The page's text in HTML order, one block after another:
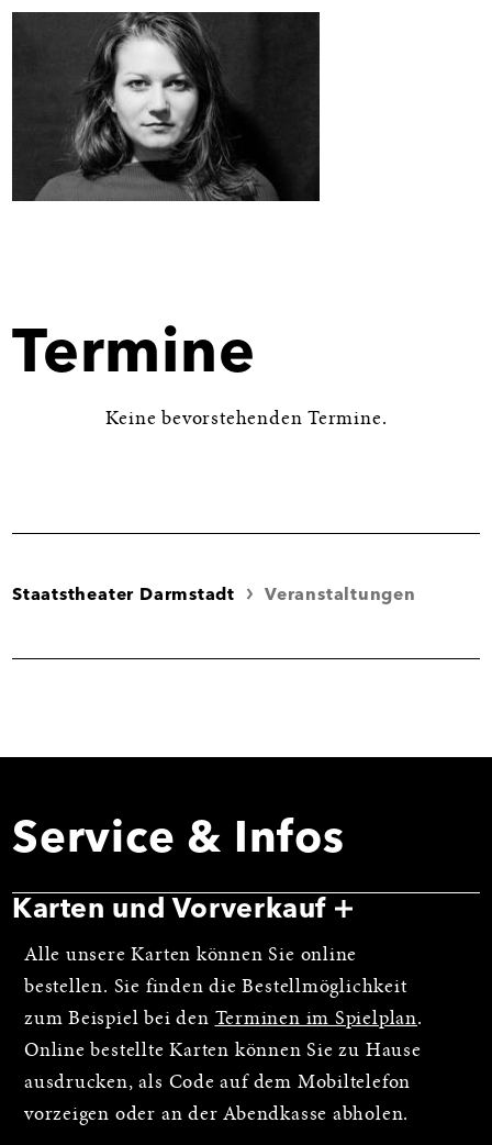
Galerie
Termine
Keine bevorstehenden Termine.
Staatstheater Darmstadt Veranstaltungen
Service & Infos
Karten und Vorverkauf
Alle unsere Karten können Sie online
bestellen. Sie finden die Bestellmöglichkeit
zum Beispiel bei den Terminen im Spielplan.
Online bestellte Karten können Sie zu Hause
ausdrucken, als Code auf dem Mobiltelefon
vorzeigen oder an der Abendkasse abholen.